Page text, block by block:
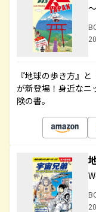
『地球の歩き方』
が新登場！身近なニ
険の書。